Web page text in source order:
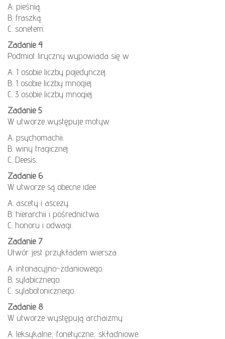
A. pieśnią.
B. fraszką.
C. sonetem.
Zadanie 4
Podmiot liryczny wypowiada się w
A. 1 osobie liczby pojedynczej.
B. 1 osobie liczby mnogiej.
C. 3 osobie liczby mnogiej.
Zadanie 5
W utworze występuje motyw
A. psychomachii.
B. winy tragicznej.
C. Deesis.
Zadanie 6
W utworze są obecne idee
A. ascety i ascezy.
B. hierarchii i pośrednictwa.
C. honoru i odwagi.
Zadanie 7
Utwór jest przykładem wiersza
A. intonacyjno-zdaniowego.
B. sylabicznego.
C. sylabotonicznego.
Zadanie 8
W utworze występują archaizmy
A. leksykalne, fonetyczne, składniowe.